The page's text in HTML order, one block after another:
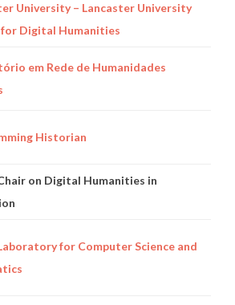
University – Lancaster University
Digital Humanities
em Rede de Humanidades
Historian
on Digital Humanities in
for Computer Science and